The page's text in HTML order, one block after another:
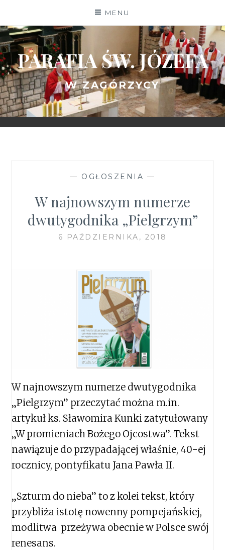
content
MENU
PARAFIA ŚW. JÓZEFA
W ZAGÓRZYCY
— OGŁOSZENIA —
W najnowszym numerze
dwutygodnika „Pielgrzym”
6 PAŹDZIERNIKA, 2018
W najnowszym numerze dwutygodnika
„Pielgrzym” przeczytać można m.in.
artykuł ks. Sławomira Kunki zatytułowany
„W promieniach Bożego Ojcostwa”. Tekst
nawiązuje do przypadającej właśnie, 40-ej
rocznicy, pontyfikatu Jana Pawła II.
„Szturm do nieba” to z kolei tekst, który
przybliża istotę nowenny pompejańskiej,
modlitwa przeżywa obecnie w Polsce swój
renesans.